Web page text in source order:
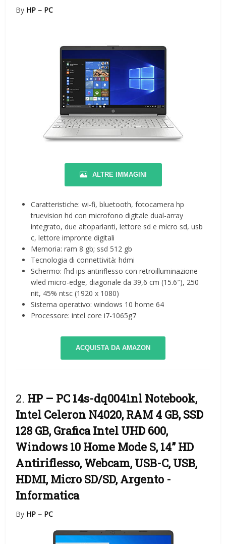
By HP – PC
ALTRE IMMAGINI
Caratteristiche: wi-fi, bluetooth, fotocamera hp
truevision hd con microfono digitale dual-array
integrato, due altoparlanti, lettore sd e micro sd, usb
c, lettore impronte digitali
Memoria: ram 8 gb; ssd 512 gb
Tecnologia di connettività: hdmi
Schermo: fhd ips antiriflesso con retroilluminazione
wled micro-edge, diagonale da 39,6 cm (15.6″), 250
nit, 45% ntsc (1920 x 1080)
Sistema operativo: windows 10 home 64
Processore: intel core i7-1065g7
ACQUISTA DA AMAZON
2. HP – PC 14s-dq0041nl Notebook,
Intel Celeron N4020, RAM 4 GB, SSD
128 GB, Grafica Intel UHD 600,
Windows 10 Home Mode S, 14” HD
Antiriflesso, Webcam, USB-C, USB,
HDMI, Micro SD/SD, Argento -
Informatica
By HP – PC